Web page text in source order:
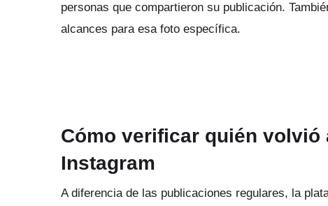
personas que compartieron su publicación.
alcances para esa foto específica.
Cómo verificar quién
Instagram
A diferencia de las publicaciones regulares, la